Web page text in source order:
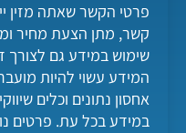
פרטי הקשר שאתה מזין
קשר, מתן הצעת מחיר
שימוש במידע גם לצורך
המידע עשוי להיות
אחסון נתונים וכלים
במידע בכל עת. פרטים